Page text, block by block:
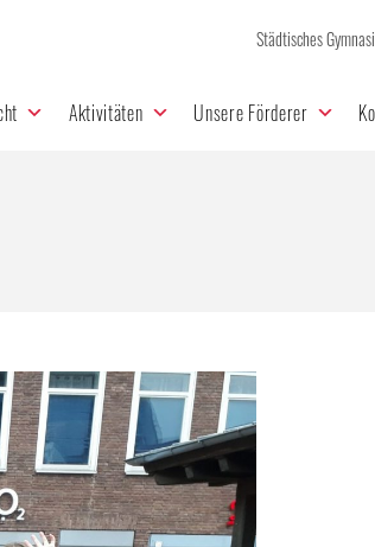
Städtisches
Aktivitäten Unsere Förderer